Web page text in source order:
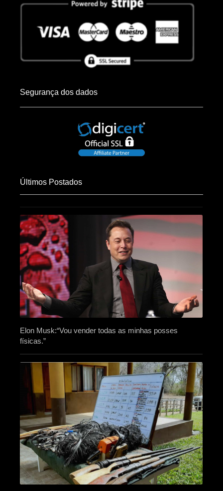
Segurança dos dados
Últimos Postados
Elon Musk:“Vou vender todas as minhas posses
físicas.”